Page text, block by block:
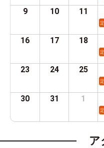
9 10 11
16 17 18
23 24 25
30 31 1
ア